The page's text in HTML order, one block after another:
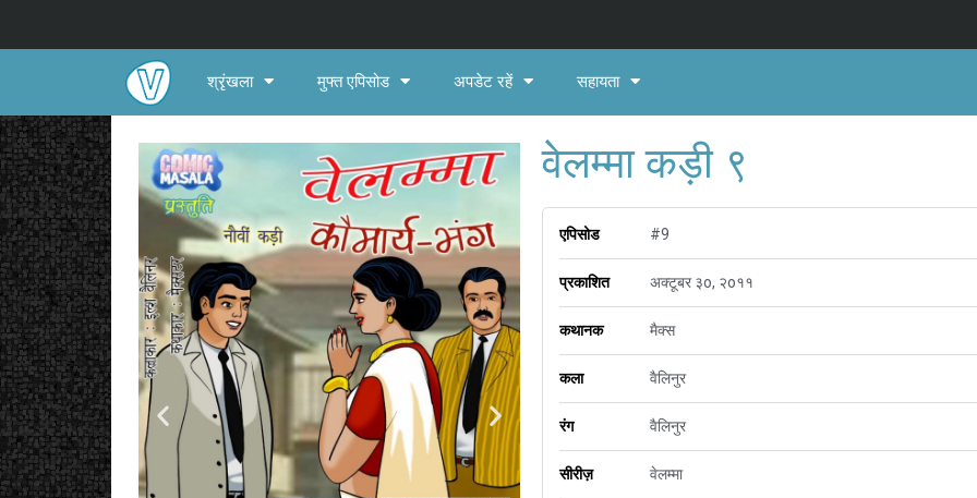
श्रृंखला मुफ्त एपिसोड अपडेट रहें सहायता
वेलम्मा कड़ी ९
एपिसोड #9
प्रकाशित अक्टूबर ३o, २o११
कथानक मैक्स
कला वैलिनुर
रंग वैलिनुर
सीरीज़ वेलम्मा